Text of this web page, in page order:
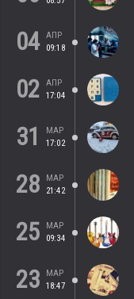
04 АПР
09:18
02
АПР
17:04
31
МАР
17:02
28
МАР
21:42
25
МАР
09:34
23
МАР
18:47